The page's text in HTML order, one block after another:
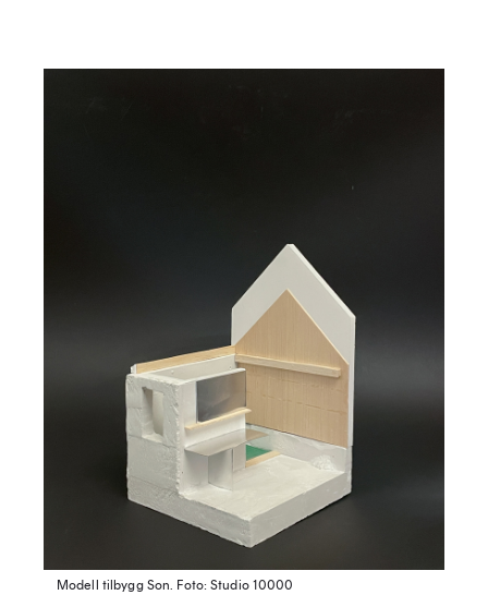
Modell tilbygg Son. Foto: Studio 10000